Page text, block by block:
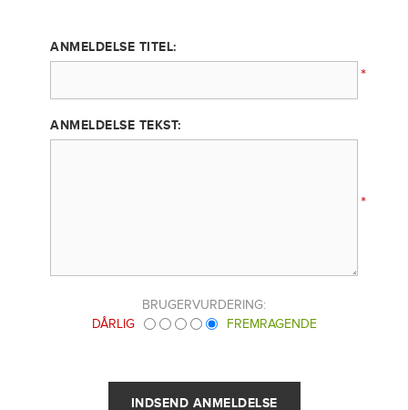
ANMELDELSE TITEL:
*
ANMELDELSE TEKST:
*
BRUGERVURDERING:
DÅRLIG
FREMRAGENDE